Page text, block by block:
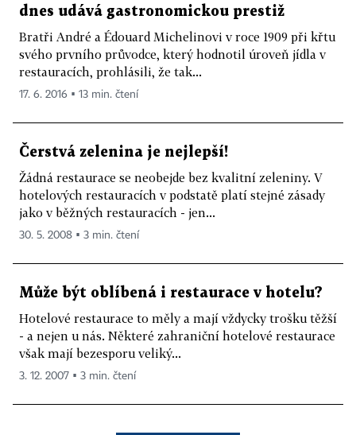
dnes udává gastronomickou prestiž
Bratři André a Édouard Michelinovi v roce 1909 při křtu
svého prvního průvodce, který hodnotil úroveň jídla v
restauracích, prohlásili, že tak...
17. 6. 2016 ▪ 13 min. čtení
Čerstvá zelenina je nejlepší!
Žádná restaurace se neobejde bez kvalitní zeleniny. V
hotelových restauracích v podstatě platí stejné zásady
jako v běžných restauracích - jen...
30. 5. 2008 ▪ 3 min. čtení
Může být oblíbená i restaurace v hotelu?
Hotelové restaurace to měly a mají vždycky trošku těžší
- a nejen u nás. Některé zahraniční hotelové restaurace
však mají bezesporu veliký...
3. 12. 2007 ▪ 3 min. čtení